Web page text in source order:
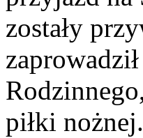
zostały
piłki nożnej.